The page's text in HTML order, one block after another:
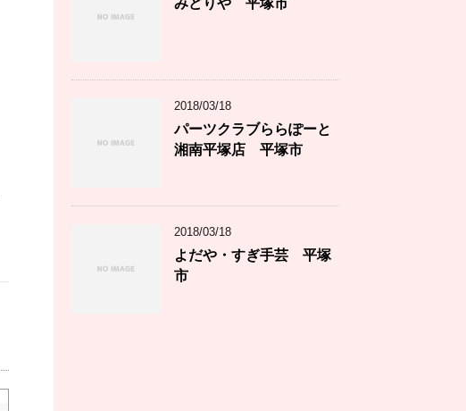
みどりや 平塚市
2018/03/18
パーツクラブららぽーと
湘南平塚店 平塚市
2018/03/18
よだや・すぎ手芸 平塚
市